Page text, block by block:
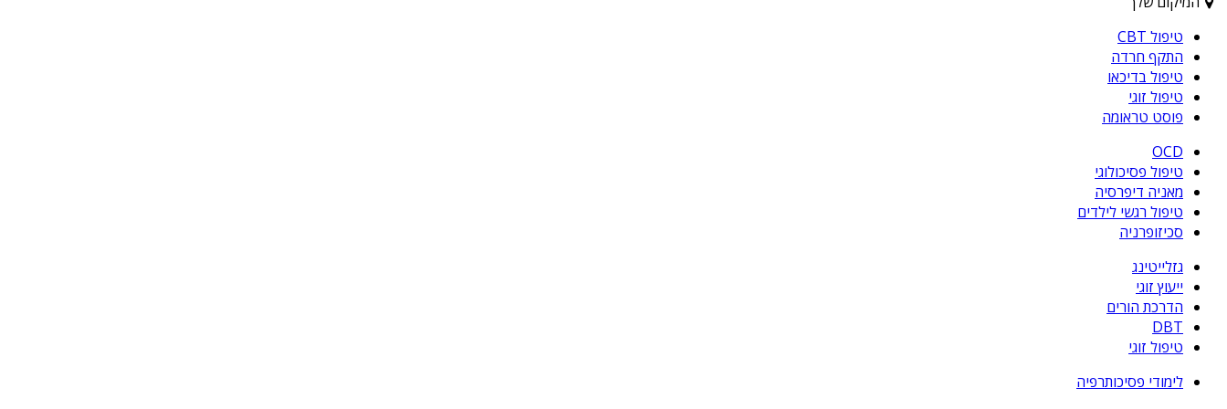
טיפול CBT
התקף חרדה
טיפול בדיכאו
טיפול זוגי
פוסט טראומה
OCD
טיפול פסיכולוגי
מאניה דיפרסיה
טיפול רגשי לילדים
סכיזופרניה
גזלייטינג
ייעוץ זוגי
הדרכת הורים
DBT
טיפול זוגי
לימודי פסיכותרפיה